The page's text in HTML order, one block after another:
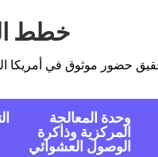
خطط
حضور موثوق في أمريكا
وحدة المعالجة
المركزية وذاكرة
الوصول العشوائي